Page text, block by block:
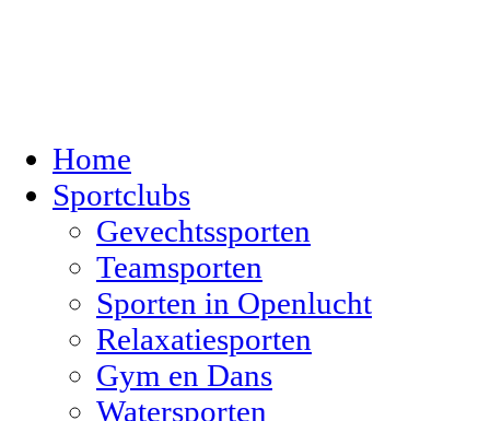
Home
Sportclubs
Gevechtssporten
Teamsporten
Sporten in Openlucht
Relaxatiesporten
Gym en Dans
Watersporten